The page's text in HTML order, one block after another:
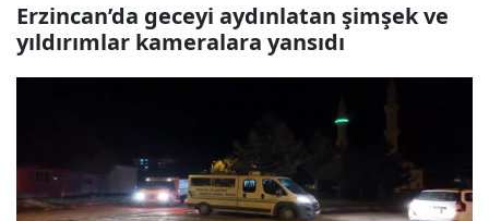
Erzincan’da geceyi aydınlatan şimşek ve
yıldırımlar kameralara yansıdı